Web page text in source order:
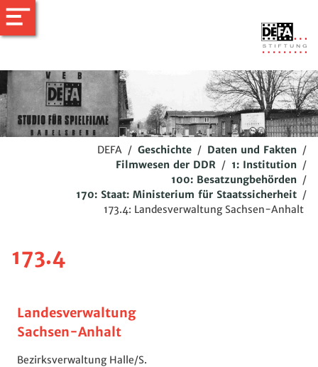
DEFA / Geschichte / Daten und Fakten /
Filmwesen der DDR / 1: Institution /
100: Besatzungbehörden /
170: Staat: Ministerium für Staatssicherheit /
173.4: Landesverwaltung Sachsen-Anhalt
173.4
Landesverwaltung
Sachsen-Anhalt
Bezirksverwaltung Halle/S.